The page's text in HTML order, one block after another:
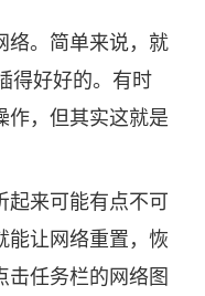
络。简单来说，就
得好好的。有时
作，但其实这就是
起来可能有点不可
能让网络重置，恢
击任务栏的网络图